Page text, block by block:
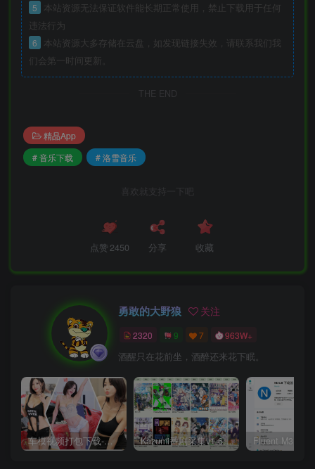
5
本站资源无法保证软件能长期正常使用，禁止下载用于任何
违法行为
6
本站资源大多存储在云盘，如发现链接失效，请联系我们我
们会第一时间更新。
THE END
精品App
# 音乐下载
# 洛雪音乐
喜欢就支持一下吧
点赞2450 分享 收藏
勇敢的大野狼 关注
2320 9 7 963W+
酒醒只在花前坐，酒醉还来花下眠。
车模视频打包下载-高清无水印版 Kazumi番剧采集v1.6.9：支持自定义规则+在线观看+弹幕，跨平台下载